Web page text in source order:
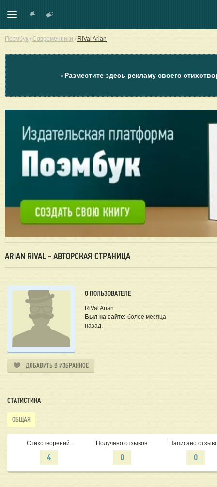
Поэмбук / Современники / RiVal Arian
⭐Разместите здесь рекламу своего
ARIAN RIVAL - АВТОРСКАЯ СТРАНИЦА
О ПОЛЬЗОВАТЕЛЕ
RiVal Arian
Был на сайте: более месяца
назад.
ДОБАВИТЬ В ИЗБРАННОЕ
СТАТИСТИКА
ОБЩАЯ
Стихотворений:
4
Получено отзывов:
0
Написано
0